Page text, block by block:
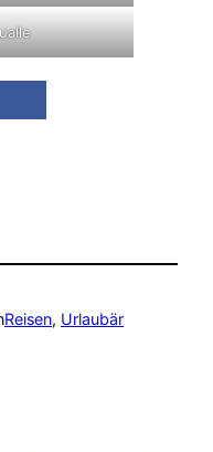
Reisen, Urlaubär